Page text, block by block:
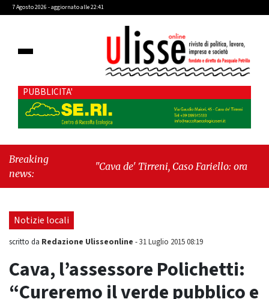
7 Agosto 2026 - aggiornato alle 22:41
PUBBLICITA'
Breaking
news:
"Cava de' Tirreni, Caso Fariello: ora torniamo
Notizie locali
scritto da Redazione Ulisseonline -31 Luglio 2015 08:19
Cava, l’assessore Polichetti:
“Cureremo il verde pubblico e